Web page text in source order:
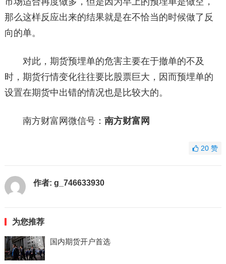
那么这样反应出来的结果就是在不恰当的时候做了反
向的单。
对此，期货预埋单的危害主要在于撤单的不及
时，期货行情变化往往要比股票巨大，因而预埋单的
设置在期货中出错的情况也是比较大的。
南方财富网微信号： 南方财富网
20赞
作者: g_746633930
为您推荐
国内期货开户首选